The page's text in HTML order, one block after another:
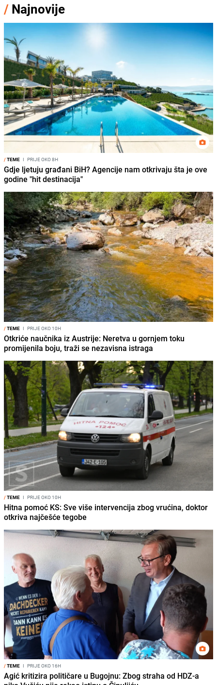
/ Najnovije
/TEME I PRIJE OKO 8H
Gdje ljetuju građani BiH? Agencije nam otkrivaju šta je ove
godine "hit destinacija"
/TEME I PRIJE OKO 10H
Otkriće naučnika iz Austrije: Neretva u gornjem toku
promijenila boju, traži se nezavisna istraga
/TEME I PRIJE OKO 10H
Hitna pomoć KS: Sve više intervencija zbog vrućina, doktor
otkriva najčešće tegobe
/TEME I PRIJE OKO 16H
Agić kritizira političare u Bugojnu: Zbog straha od HDZ-a